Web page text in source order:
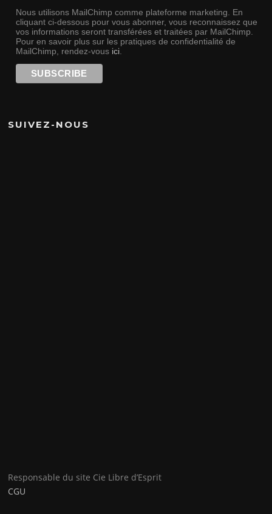
Nous utilisons MailChimp comme plateforme marketing. En
cliquant ci-dessous pour vous abonner, vous reconnaissez que
vos informations seront transférées et traitées par MailChimp.
Pour en savoir plus sur les pratiques de confidentialité de
MailChimp, rendez-vous ici.
SUIVEZ-NOUS
Responsable du site Cie Libre d’Esprit
CGU